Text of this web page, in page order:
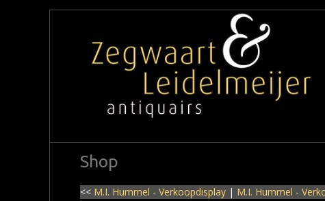
Shop
<< M.I. Hummel - Verkoopdisplay | M.I. Hummel -